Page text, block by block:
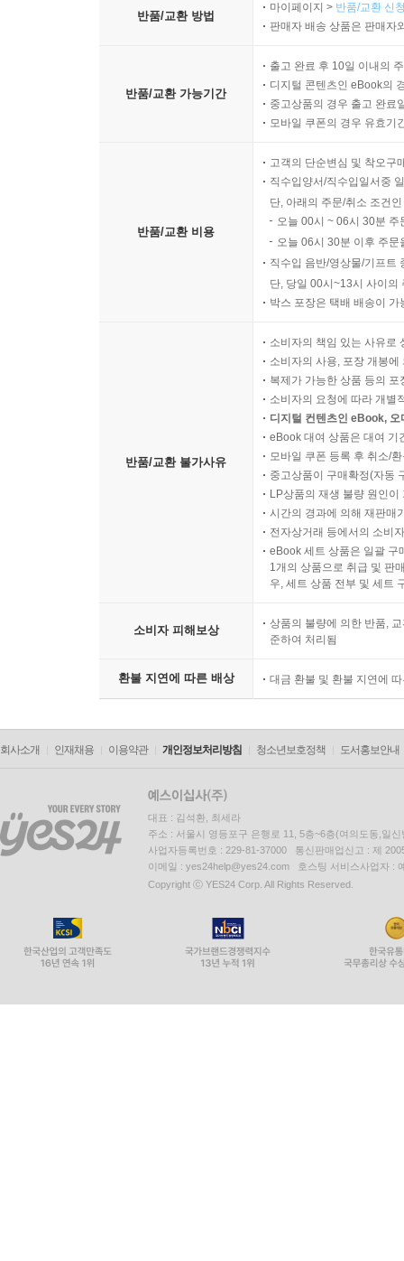
반품/교환 방법
마이페이지 > 반품/교환 신
판매자 배송 상품은 판매자
반품/교환 가능기간
출고 완료 후 10일 이내의
디지털 콘텐츠인 eBook의
중고상품의 경우 출고 완료
모바일 쿠폰의 경우 유효기
반품/교환 비용
고객의 단순변심 및 착오구
직수입양서/직수입일서중
단, 아래의 주문/취소 조건
오늘 00시 ~ 06시 30분
오늘 06시 30분 이후 주
직수입 음반/영상물/기프트
단, 당일 00시~13시 사이의
박스 포장은 택배 배송이
반품/교환 불가사유
소비자의 책임 있는 사유로
소비자의 사용, 포장 개봉
복제가 가능한 상품 등의
소비자의 요청에 따라 개별
디지털 컨텐츠인 eBook,
eBook 대여 상품은 대여 기
모바일 쿠폰 등록 후 취소/
중고상품이 구매확정(자동
LP상품의 재생 불량 원인
시간의 경과에 의해 재판매
전자상거래 등에서의 소비
eBook 세트 상품은 일괄 구
1개의 상품으로 취급 및 판
우, 세트 상품 전부 및 세트
소비자 피해보상
상품의 불량에 의한 반품,
준하여 처리됨
환불 지연에 따른 배상 대금 환불 및 환불 지연에
회사소개 인재채용 이용약관 개인정보처리방침 청소년보호정책 도서홍보안내
대표 : 김석환, 최세라
주소 : 서울시 영등포구 은행로 11, 5층~6층(여의도동,일신
사업자등록번호 : 229-81-37000 통신판매업신고 : 제
이메일 : yes24help@yes24.com 호스팅 서비스사업자 :
Copyright ⓒ YES24 Corp. All Rights Reserved.